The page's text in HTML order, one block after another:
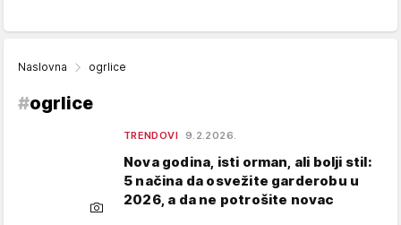
Naslovna ogrlice
#ogrlice
TRENDOVI 9.2.2026.
Nova godina, isti orman, ali bolji stil:
5 načina da osvežite garderobu u
2026, a da ne potrošite novac